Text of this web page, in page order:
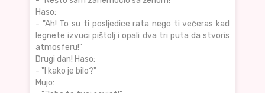
Haso:
- "Ah! To su ti posljedice rata nego ti večeras kad
legnete izvuci pištolj i opali dva tri puta da stvoris
atmosferu!"
Drugi dan! Haso:
- "I kako je bilo?"
Mujo: